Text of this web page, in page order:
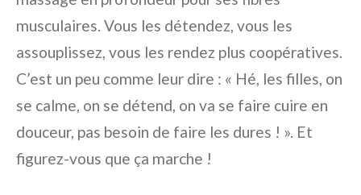
musculaires. Vous les détendez, vous les
assouplissez, vous les rendez plus coopératives.
C’est un peu comme leur dire : « Hé, les filles, on
se calme, on se détend, on va se faire cuire en
douceur, pas besoin de faire les dures ! ». Et
figurez-vous que ça marche !